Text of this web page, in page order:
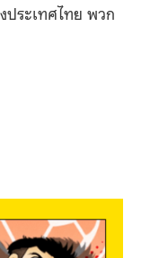
ประเทศไทย พวก